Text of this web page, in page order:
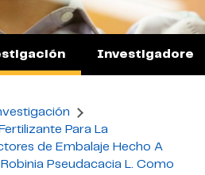
Investigadores
Para La
de Embalaje Hecho A
Pseudacacia L. Como